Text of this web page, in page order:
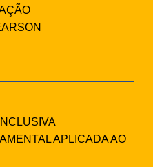
APLICADA AO